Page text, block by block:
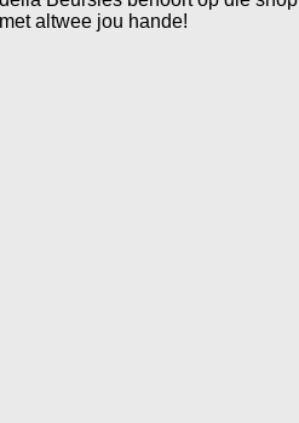
altwee jou hande!